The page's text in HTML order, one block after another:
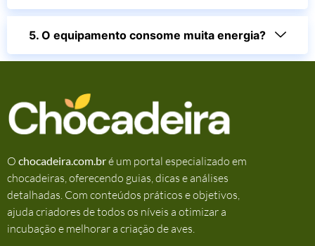
5. O equipamento consome muita energia?
O chocadeira.com.bré um portal especializado em
chocadeiras, oferecendo guias, dicas e análises
detalhadas. Com conteúdos práticos e objetivos,
ajuda criadores de todos os níveis a otimizar a
incubação e melhorar a criação de aves.